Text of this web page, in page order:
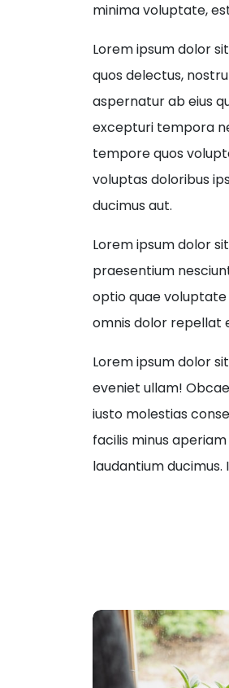
minima voluptate,
Lorem ipsum dolor
quos delectus,
aspernatur ab eius
excepturi tempora
tempore quos
voluptas doloribus
ducimus aut.
Lorem ipsum dolor
praesentium
optio quae
omnis dolor repellat
Lorem ipsum dolor
eveniet ullam!
iusto molestias
facilis minus
laudantium ducimus.